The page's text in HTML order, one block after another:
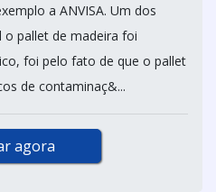
a ANVISA. Um dos
o pallet de madeira foi
foi pelo fato de que o pallet
de contaminaç&...
agora